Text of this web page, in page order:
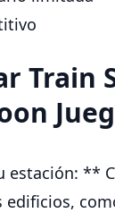
Train
estación: **
edificios,